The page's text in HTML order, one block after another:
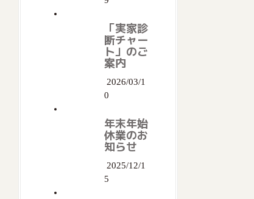
「実家診
断チャー
ト」のご
案内
2026/03/1
0
年末年始
休業のお
知らせ
2025/12/1
5